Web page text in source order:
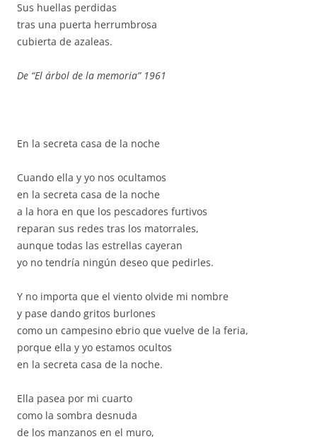
Sus huellas perdidas
tras una puerta herrumbrosa
cubierta de azaleas.
De “El árbol de la memoria” 1961
En la secreta casa de la noche
Cuando ella y yo nos ocultamos
en la secreta casa de la noche
a la hora en que los pescadores furtivos
reparan sus redes tras los matorrales,
aunque todas las estrellas cayeran
yo no tendría ningún deseo que pedirles.
Y no importa que el viento olvide mi nombre
y pase dando gritos burlones
como un campesino ebrio que vuelve de la feria,
porque ella y yo estamos ocultos
en la secreta casa de la noche.
Ella pasea por mi cuarto
como la sombra desnuda
de los manzanos en el muro,